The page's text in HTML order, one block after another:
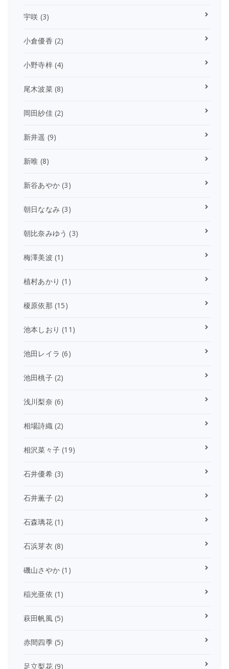
宇咲 (3)
小倉優香 (2)
小野寺梓(4)
尾木波菜(8)
岡田紗佳(2)
新井遥 (9)
新唯 (8)
新谷あやか (3)
朝日ななみ (3)
朝比奈みゆう (3)
梅澤美波 (1)
植村あかり (1)
榎原依那 (15)
池本しおり (11)
池田レイラ (6)
池田桃子(2)
浅川梨奈 (6)
相場詩織(2)
相沢菜々子 (19)
石井優希(3)
石井薫子(2)
石森璃花(1)
石浜芽衣 (8)
磯山さやか (1)
稲光亜依 (1)
萩田帆風(5)
赤間四季(5)
足立梨花(9)